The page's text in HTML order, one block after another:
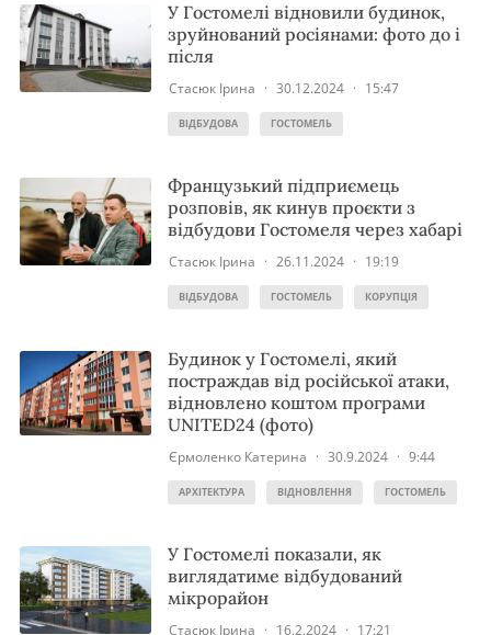
У Гостомелі відновили будинок,
зруйнований росіянами: фото до і
після
Стасюк Ірина · 30.12.2024 · 15:47
ВІДБУДОВА ГОСТОМЕЛЬ
Французький підприємець
розповів, як кинув проєкти з
відбудови Гостомеля через хабарі
Стасюк Ірина · 26.11.2024 · 19:19
ВІДБУДОВА ГОСТОМЕЛЬ КОРУПЦІЯ
Будинок у Гостомелі, який
постраждав від російської атаки,
відновлено коштом програми
UNITED24 (фото)
Єрмоленко Катерина · 30.9.2024 · 9:44
АРХІТЕКТУРА ВІДНОВЛЕННЯ ГОСТОМЕЛЬ
У Гостомелі показали, як
виглядатиме відбудований
мікрорайон
Стасюк Ірина · 16.2.2024 · 17:21